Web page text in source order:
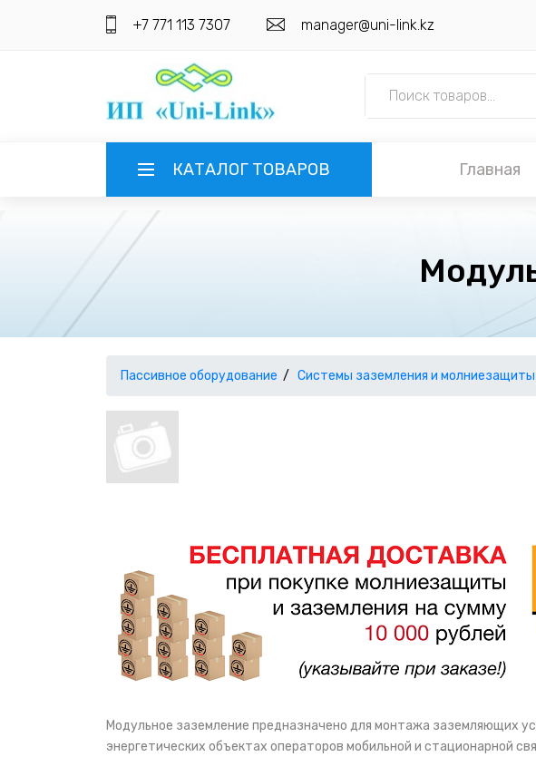
+7 771 113 7307 manager@uni-link.kz
КАТАЛОГ ТОВАРОВ Главная
ГЛАВНАЯ
НАШИ ПОСТАВЩИКИ
НАША ПРОДУКЦИЯ
НАШИ СЕРТИФИКАТЫ
КОНТАКТЫ
+7 771 113 7307
Пассивное оборудование Системы заземления и молниезащиты
Модульное заземление предназначено для монтажа заземляющих
энергетических объектах операторов мобильной и стационарной